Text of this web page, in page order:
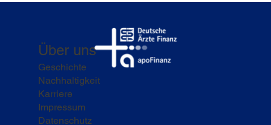
Über uns
Geschichte
Nachhaltigkeit
Karriere
Impressum
Datenschutz